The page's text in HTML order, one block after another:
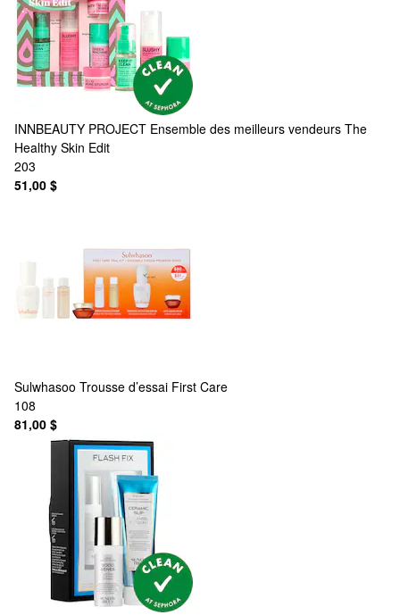
INNBEAUTY PROJECT Ensemble des meilleurs vendeurs The
Healthy Skin Edit
203
51,00 $
Sulwhasoo Trousse d’essai First Care
108
81,00 $